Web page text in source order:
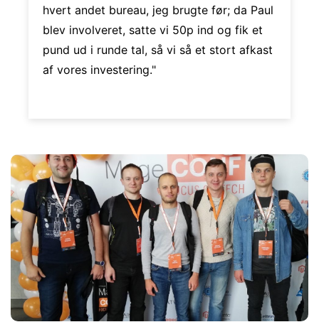
hvert andet bureau, jeg brugte før; da Paul
blev involveret, satte vi 50p ind og fik et
pund ud i runde tal, så vi så et stort afkast
af vores investering."